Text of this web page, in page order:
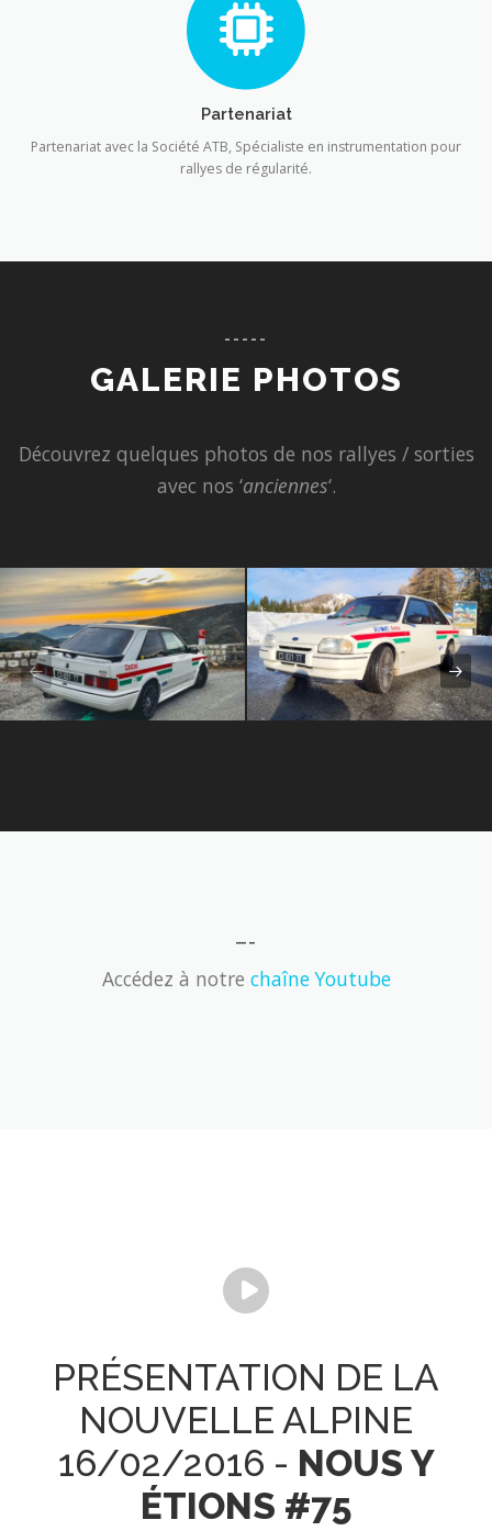
Partenariat
Partenariat avec la Société ATB, Spécialiste en instrumentation pour
rallyes de régularité.
-----
GALERIE PHOTOS
Découvrez quelques photos de nos rallyes / sorties
avec nos ‘anciennes‘.
—–
Accédez à notre chaîne Youtube
PRÉSENTATION DE LA
NOUVELLE ALPINE
16/02/2016 - NOUS Y
ÉTIONS #75